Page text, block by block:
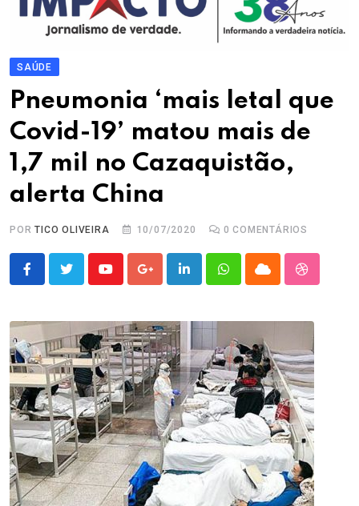
SAÚDE
Pneumonia ‘mais letal que
Covid-19’ matou mais de
1,7 mil no Cazaquistão,
alerta China
PORTICO OLIVEIRA 10/07/2020 0 COMENTÁRIOS
YoutubeGoogle+LinkedInWhatsappCloud